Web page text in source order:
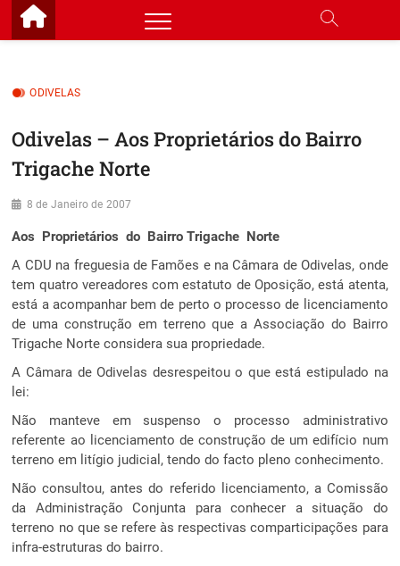
Skip
ODIVELAS
Odivelas – Aos Proprietários do Bairro
Trigache Norte
8 de Janeiro de 2007
Aos Proprietários do Bairro Trigache Norte
A CDU na freguesia de Famões e na Câmara de Odivelas, onde
tem quatro vereadores com estatuto de Oposição, está atenta,
está a acompanhar bem de perto o processo de licenciamento
de uma construção em terreno que a Associação do Bairro
Trigache Norte considera sua propriedade.
A Câmara de Odivelas desrespeitou o que está estipulado na
lei:
Não manteve em suspenso o processo administrativo
referente ao licenciamento de construção de um edifício num
terreno em litígio judicial, tendo do facto pleno conhecimento.
Não consultou, antes do referido licenciamento, a Comissão
da Administração Conjunta para conhecer a situação do
terreno no que se refere às respectivas comparticipações para
infra-estruturas do bairro.